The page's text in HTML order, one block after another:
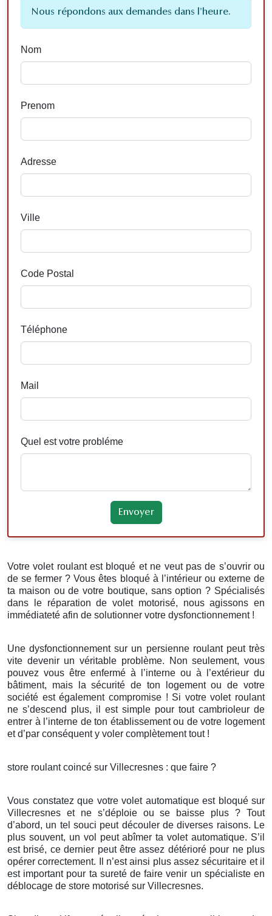
Nous répondons aux demandes dans l'heure.
Nom
Prenom
Adresse
Ville
Code Postal
Téléphone
Mail
Quel est votre probléme
Votre volet roulant est bloqué et ne veut pas de s’ouvrir ou
de se fermer ? Vous êtes bloqué à l’intérieur ou externe de
ta maison ou de votre boutique, sans option ? Spécialisés
dans le réparation de volet motorisé, nous agissons en
immédiateté afin de solutionner votre dysfonctionnement !
Une dysfonctionnement sur un persienne roulant peut très
vite devenir un véritable problème. Non seulement, vous
pouvez vous être enfermé à l’interne ou à l’extérieur du
bâtiment, mais la sécurité de ton logement ou de votre
société est également compromise ! Si votre volet roulant
ne s’descend plus, il est simple pour tout cambrioleur de
entrer à l’interne de ton établissement ou de votre logement
et d’par conséquent y voler complètement tout !
store roulant coincé sur Villecresnes : que faire ?
Vous constatez que votre volet automatique est bloqué sur
Villecresnes et ne s’déploie ou se baisse plus ? Tout
d’abord, un tel souci peut découler de diverses raisons. Le
plus souvent, un vol peut abîmer ta volet automatique. S’il
est brisé, ce dernier peut être assez détérioré pour ne plus
opérer correctement. Il n’est ainsi plus assez sécuritaire et il
est important pour ta sureté de faire venir un spécialiste en
déblocage de store motorisé sur Villecresnes.